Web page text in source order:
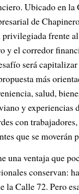
Ubicado en la
de
frente
y el corredor
será
más
salud,
y experiencias
con
que se moverán
una ventaja que
conservan:
la Calle 72. Pero